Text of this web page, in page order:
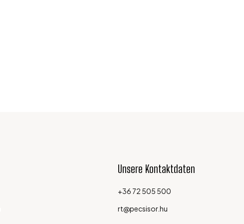
Unsere Kontaktdaten
+36 72 505 500
rt@pecsisor.hu